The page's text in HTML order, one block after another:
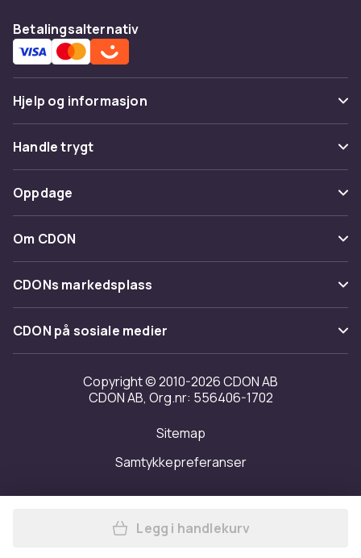
Betalingsalternativ
Hjelp og informasjon
Vanlige spørsmål
Spor pakke
Angre & returner her
Kontakt oss
Handle trygt
Betaling
Levering
Tilbakekallinger
Oppdage
Kategorier
Varemerker
Om CDON
Om oss
Kundeanmeldelser
Jobbe på CDON
Investor relations
Tilgjengelighet
CDONs markedsplass
Merchant Help Center
CDON på sosiale medier
Copyright © 2010-2026 CDON AB
CDON AB, Org.nr: 556406-1702
Sitemap
Samtykkepreferanser
Legg Mus-/tastaturadapter
Legg i handlekurv